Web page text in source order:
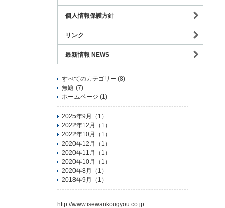
個人情報保護方針
リンク
最新情報 NEWS
すべてのカテゴリー (8)
無題 (7)
ホームページ (1)
2025年9月（1）
2022年12月（1）
2022年10月（1）
2020年12月（1）
2020年11月（1）
2020年10月（1）
2020年8月（1）
2018年9月（1）
http://www.isewankougyou.co.jp